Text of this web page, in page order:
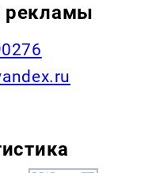
рекламы